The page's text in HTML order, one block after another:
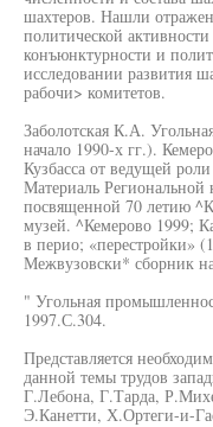
шахтеров. Нашли
политической
конъюнктурности и
исследовании развития
рабочи> комитетов.
Заболотская К.А.
начало 1990-х гг.).
Кузбасса от ведущей
Материаль Региональной
посвященной 70 летию
музей. ^Кемерово 1999;
в перио; «перестройки»
Межвузовски* сборник
" Угольная
1997.С.304.
Представляется
данной темы трудов
Г.Лебона, Г.Тарда,
Э.Канетти, Х.Ортеги-и-